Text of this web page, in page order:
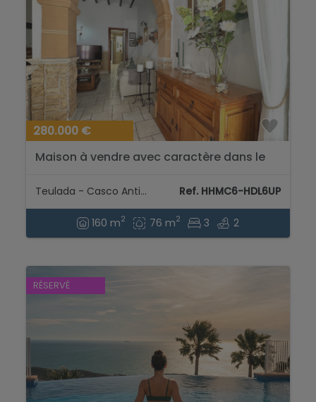
280.000 €
Maison à vendre avec caractère dans le
Teulada - Casco Antiguo Ref. HHMC6-HDL6UP
160 m2 76 m2 3 2
RÉSERVÉ